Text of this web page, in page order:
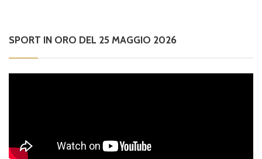
SPORT IN ORO DEL 25 MAGGIO 2026